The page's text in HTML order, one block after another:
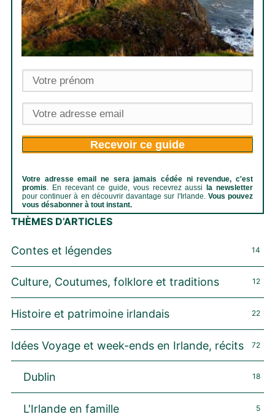
Recevoir ce guide
Votre adresse email ne sera jamais cédée ni revendue, c'est
promis . En recevant ce guide, vous recevrez aussi la newsletter
pour continuer à en découvrir davantage sur l'Irlande. Vous pouvez
vous désabonner à tout instant.
THÈMES D’ARTICLES
Contes et légendes 14
Culture, Coutumes, folklore et traditions 12
Histoire et patrimoine irlandais 22
Idées Voyage et week-ends en Irlande, récits 72
Dublin 18
L'Irlande en famille 5